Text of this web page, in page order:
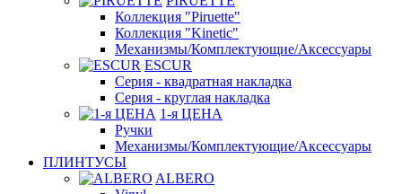
Коллекция "Piruette"
Коллекция "Kinetic"
Механизмы/Комплектующие/Аксессуары
ESCUR
Серия - квадратная накладка
Серия - круглая накладка
1-я ЦЕНА
Ручки
Механизмы/Комплектующие/Аксессуары
ПЛИНТУСЫ
ALBERO